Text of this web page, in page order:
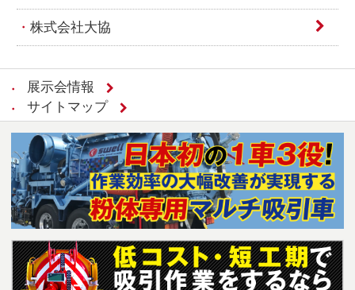
株式会社大協
展示会情報
サイトマップ